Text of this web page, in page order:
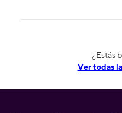
¿Estás
Ver todas